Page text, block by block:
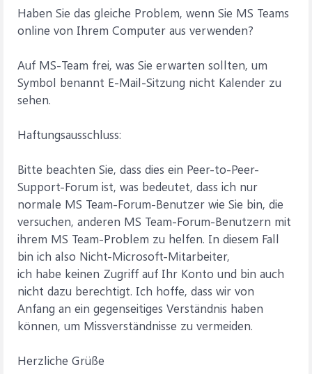
Haben Sie das gleiche Problem, wenn Sie MS Teams
online von Ihrem Computer aus verwenden?
Auf MS-Team frei, was Sie erwarten sollten, um
Symbol benannt E-Mail-Sitzung nicht Kalender zu
sehen.
Haftungsausschluss:
Bitte beachten Sie, dass dies ein Peer-to-Peer-
Support-Forum ist, was bedeutet, dass ich nur
normale MS Team-Forum-Benutzer wie Sie bin, die
versuchen, anderen MS Team-Forum-Benutzern mit
ihrem MS Team-Problem zu helfen. In diesem Fall
bin ich also Nicht-Microsoft-Mitarbeiter,
ich habe keinen Zugriff auf Ihr Konto und bin auch
nicht dazu berechtigt. Ich hoffe, dass wir von
Anfang an ein gegenseitiges Verständnis haben
können, um Missverständnisse zu vermeiden.
Herzliche Grüße